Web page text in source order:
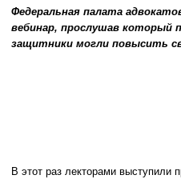
Федеральная палата
вебинар, прослушав который
защитники могли повысить
В этот раз лекторами выступили